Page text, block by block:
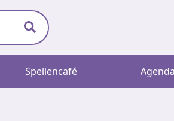
Spellencafé Agenda